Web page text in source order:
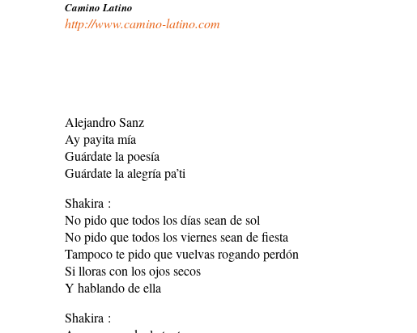
Camino Latino
http://www.camino-latino.com
Alejandro Sanz
Ay payita mía
Guárdate la poesía
Guárdate la alegría pa’ti
Shakira :
No pido que todos los días sean de sol
No pido que todos los viernes sean de fiesta
Tampoco te pido que vuelvas rogando perdón
Si lloras con los ojos secos
Y hablando de ella
Shakira :